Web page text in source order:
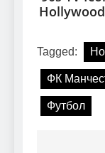
Tagged:
ФК
Футбол